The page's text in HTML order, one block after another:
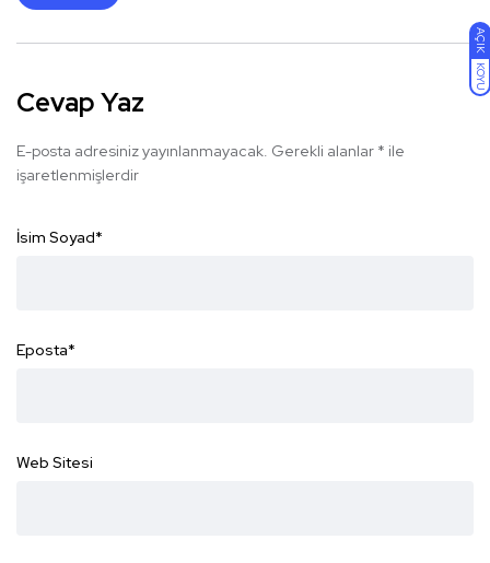
AÇIK
KOYU
Cevap Yaz
E-posta adresiniz yayınlanmayacak. Gerekli alanlar * ile
işaretlenmişlerdir
İsim Soyad*
Eposta*
Web Sitesi